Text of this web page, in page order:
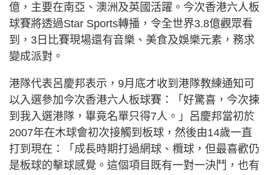
億，主要在南亞、澳洲及英國活躍。今次香港六人板
球賽將透過Star Sports轉播，令全世界3.8億觀眾看
到，3日比賽現場還有音樂、美食及娛樂元素，務求
變成派對。
港隊代表呂慶邦表示，9月底才收到港隊教練通知可
以入選參加今次香港六人板球賽：「好驚喜，今次揀
到我入選港隊，畢竟名單只得7人。」呂慶邦當初於
2007年在木球會初次接觸到板球，然後由14歲一直
打到現在：「成長時期打過網球、欖球，但最喜歡仍
是板球的擊球感覺。這個項目既有一對一決鬥，也有